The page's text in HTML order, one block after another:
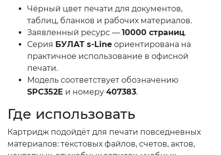
Чёрный цвет печати для документов,
таблиц, бланков и рабочих материалов.
Заявленный ресурс — 10000 страниц.
Серия БУЛАТ s-Line ориентирована на
практичное использование в офисной
печати.
Модель соответствует обозначению
SPC352E и номеру 407383.
Где использовать
Картридж подойдёт для печати повседневных
материалов: текстовых файлов, счетов, актов,